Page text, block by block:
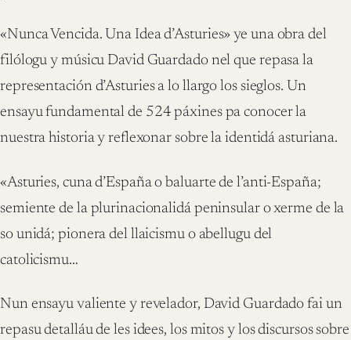
«Nunca Vencida. Una Idea d’Asturies» ye una obra del
filólogu y músicu David Guardado nel que repasa la
representación d’Asturies a lo llargo los sieglos. Un
ensayu fundamental de 524 páxines pa conocer la
nuestra historia y reflexonar sobre la identidá asturiana.
«Asturies, cuna d’España o baluarte de l’anti-España;
semiente de la plurinacionalidá peninsular o xerme de la
so unidá; pionera del llaicismu o abellugu del
catolicismu…
Nun ensayu valiente y revelador, David Guardado fai un
repasu detalláu de les idees, los mitos y los discursos sobre